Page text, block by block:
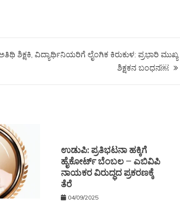
ಶಿಕ್ಷಕಿ, ವಿದ್ಯಾರ್ಥಿನಿಯರಿಗೆ ಲೈಂಗಿಕ ಕಿರುಕುಳ: ಪ್ರಭಾರಿ ಮುಖ್ಯ
ಶಿಕ್ಷಕನ ಬಂಧನ￼
ಉಡುಪಿ: ಪ್ರತಿಭಟನಾ ಹಕ್ಕಿಗೆ
ಹೈಕೋರ್ಟ್ ಬೆಂಬಲ – ಎಬಿವಿಪಿ
ನಾಯಕರ ವಿರುದ್ಧದ ಪ್ರಕರಣಕ್ಕೆ
ತೆರೆ
04/09/2025